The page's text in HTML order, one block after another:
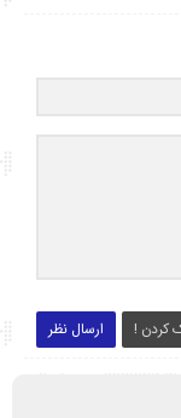
ارسال نظر کردن !